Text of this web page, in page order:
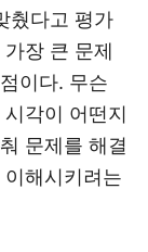
췄다고 평가
장 큰 문제
이다. 무슨
각이 어떤지
문제를 해결
해시키려는